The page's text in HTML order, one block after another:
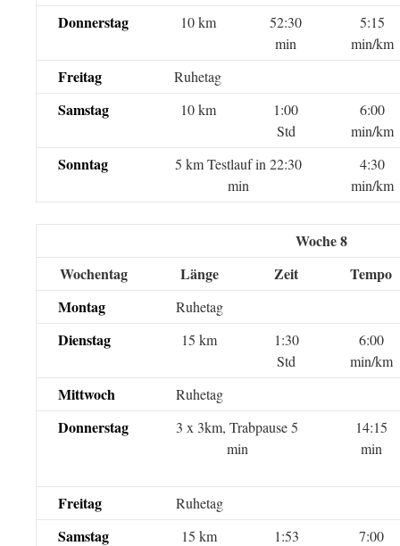
Donnerstag 10 km
52:30
min
5:15
min/km
Freitag Ruhetag
Samstag 10 km
1:00
Std
6:00
min/km
Sonntag
5 km Testlauf in 22:30
min
4:30
min/km
Woche 8
Wochentag
Länge Zeit
Tempo
Montag
Ruhetag
Dienstag 15 km
1:30
Std
6:00
min/km
Mittwoch Ruhetag
Donnerstag
3 x 3km, Trabpause 5
min
14:15
min
Freitag Ruhetag
Samstag 15 km 1:53 7:00